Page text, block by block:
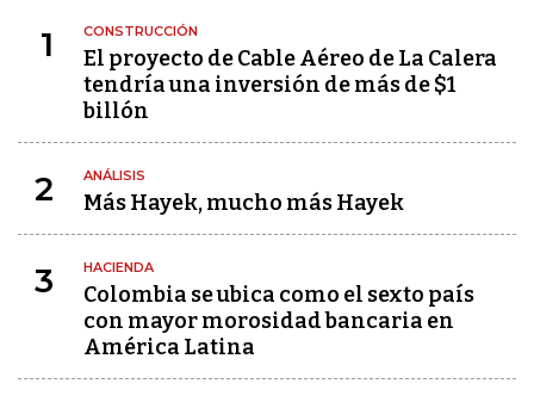
1 CONSTRUCCIÓN
El proyecto de Cable Aéreo de La Calera
tendría una inversión de más de $1
billón
2 ANÁLISIS
Más Hayek, mucho más Hayek
3 HACIENDA
Colombia se ubica como el sexto país
con mayor morosidad bancaria en
América Latina